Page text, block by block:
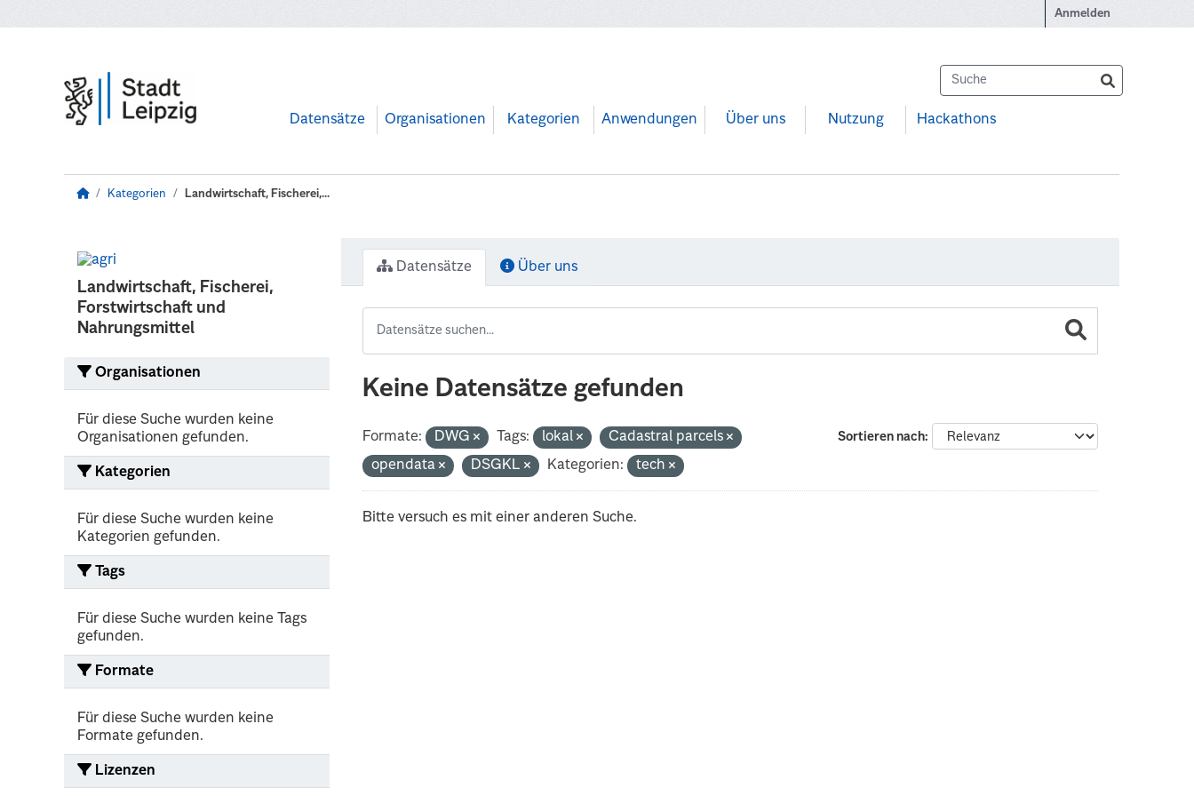
Anmelden
Datensätze Organisationen Kategorien Anwendungen Über uns Nutzung Hackathons
Kategorien Landwirtschaft, Fischerei,...
Landwirtschaft, Fischerei,
Forstwirtschaft und
Nahrungsmittel
Organisationen
Für diese Suche wurden keine
Organisationen gefunden.
Kategorien
Für diese Suche wurden keine
Kategorien gefunden.
Tags
Für diese Suche wurden keine Tags
gefunden.
Formate
Für diese Suche wurden keine
Formate gefunden.
Lizenzen
Datensätze Über uns
Keine Datensätze gefunden
Sortieren nach
Formate: DWG Tags: lokal
Cadastral parcels
opendata
DSGKL Kategorien: tech
Bitte versuch es mit einer anderen Suche.